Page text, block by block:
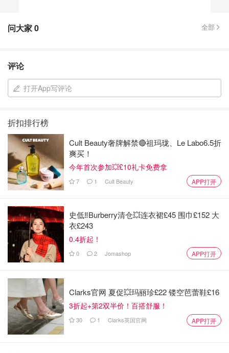
问大家0 全部
评论
打开App写评论
折扣排行榜
Cult Beauty奢牌解禁🔴祖玛珑、Le Labo6.5折
爽买！
今年首次参加💥£10礼卡免费拿
7 1 Cult Beauty APP打开
史低‼️Burberry清仓💥连衣裙£45 围巾£152 大
衣£243
0.4折起！
0 2 Jomashop APP打开
Clarks官网 夏促💥玛丽珍£22 镂空芭蕾鞋£16
3折起+第2双半价！百搭舒服！
30 1 Clarks英国官网 APP打开